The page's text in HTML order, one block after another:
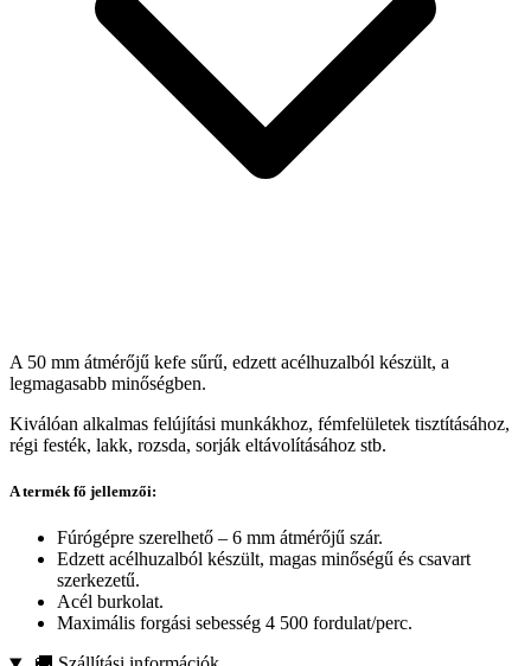
A 50 mm átmérőjű kefe sűrű, edzett acélhuzalból készült, a
legmagasabb minőségben.
Kiválóan alkalmas felújítási munkákhoz, fémfelületek tisztításához,
régi festék, lakk, rozsda, sorják eltávolításához stb.
A termék fő jellemzői:
Fúrógépre szerelhető – 6 mm átmérőjű szár.
Edzett acélhuzalból készült, magas minőségű és csavart
szerkezetű.
Acél burkolat.
Maximális forgási sebesség 4 500 fordulat/perc.